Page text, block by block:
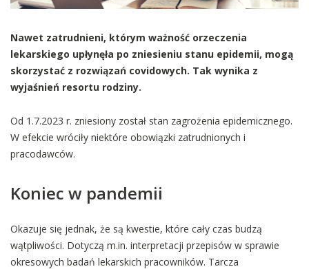
Nawet zatrudnieni, którym ważność orzeczenia
lekarskiego upłynęła po zniesieniu stanu epidemii, mogą
skorzystać z rozwiązań covidowych. Tak wynika z
wyjaśnień resortu rodziny.
Od 1.7.2023 r. zniesiony został stan zagrożenia epidemicznego.
W efekcie wróciły niektóre obowiązki zatrudnionych i
pracodawców.
Koniec w pandemii
Okazuje się jednak, że są kwestie, które cały czas budzą
wątpliwości. Dotyczą m.in. interpretacji przepisów w sprawie
okresowych badań lekarskich pracowników. Tarcza